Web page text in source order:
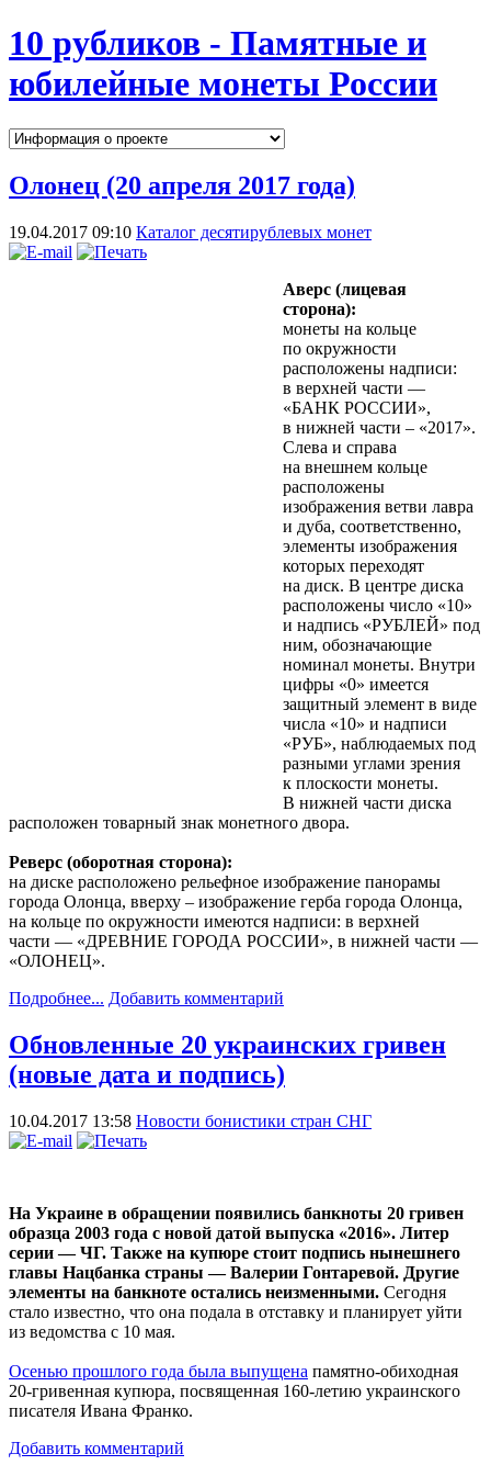
10 рубликов - Памятные и
юбилейные монеты России
Олонец (20 апреля 2017 года)
19.04.2017 09:10 Каталог десятирублевых монет
Аверс (лицевая
сторона):
монеты на кольце
по окружности
расположены надписи:
в верхней части —
«БАНК РОССИИ»,
в нижней части – «2017».
Слева и справа
на внешнем кольце
расположены
изображения ветви лавра
и дуба, соответственно,
элементы изображения
которых переходят
на диск. В центре диска
расположены число «10»
и надпись «РУБЛЕЙ» под
ним, обозначающие
номинал монеты. Внутри
цифры «0» имеется
защитный элемент в виде
числа «10» и надписи
«РУБ», наблюдаемых под
разными углами зрения
к плоскости монеты.
В нижней части диска
расположен товарный знак монетного двора.
Реверс (оборотная сторона):
на диске расположено рельефное изображение панорамы
города Олонца, вверху – изображение герба города Олонца,
на кольце по окружности имеются надписи: в верхней
части — «ДРЕВНИЕ ГОРОДА РОССИИ», в нижней части —
«ОЛОНЕЦ».
Подробнее... Добавить комментарий
Обновленные 20 украинских гривен
(новые дата и подпись)
10.04.2017 13:58 Новости бонистики стран СНГ
На Украине в обращении появились банкноты 20 гривен
образца 2003 года с новой датой выпуска «2016». Литер
серии — ЧГ. Также на купюре стоит подпись нынешнего
главы Нацбанка страны — Валерии Гонтаревой. Другие
элементы на банкноте остались неизменными. Сегодня
стало известно, что она подала в отставку и планирует уйти
из ведомства с 10 мая.
Осенью прошлого года была выпущена памятно-обиходная
20-гривенная купюра, посвященная 160-летию украинского
писателя Ивана Франко.
Добавить комментарий